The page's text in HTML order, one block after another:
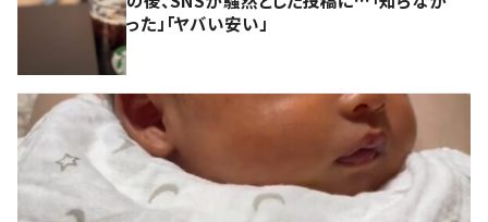
った」「ヤバい安い」